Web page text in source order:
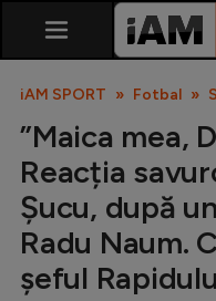
SuperLiga
iAM SPORT Fotbal
”Maica mea,
Reacția
Șucu, după
Radu Naum.
șeful